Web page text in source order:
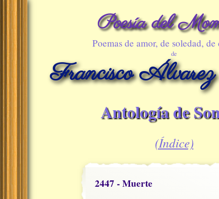
Poesía del
Poemas de amor, de soledad, de
de
Francisco
Antología de
(Índice)
2447 - Muerte